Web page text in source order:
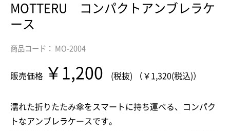
MOTTERU コンパクトアンブレラケ
ース
商品コード： MO-2004
販売価格 ￥1,200 (税抜) （￥1,320(税込)）
濡れた折りたたみ傘をスマートに持ち運べる、コンパク
トなアンブレラケースです。